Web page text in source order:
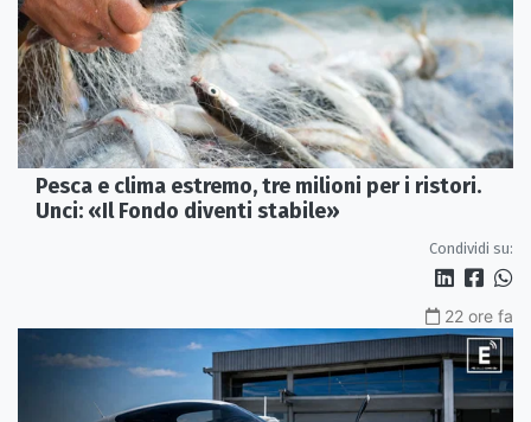
Pesca e clima estremo, tre milioni per i ristori.
Unci: «Il Fondo diventi stabile»
Condividi su:
22 ore fa